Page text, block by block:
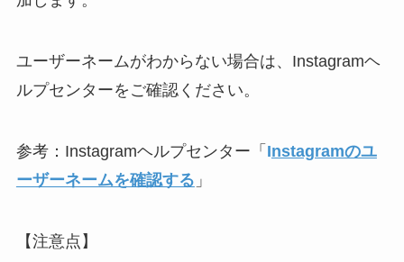
ユーザーネームがわからない場合は、Instagramヘ
ルプセンターをご確認ください。
参考：Instagramヘルプセンター「 Instagramのユ
ーザーネームを確認する 」
【注意点】